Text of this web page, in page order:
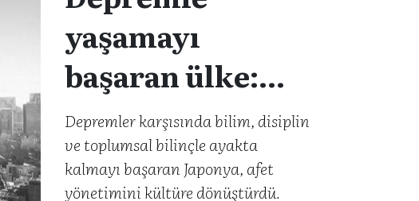
yaşamayı
başaran ülke:
Japonya
Depremler karşısında bilim, disiplin
ve toplumsal bilinçle ayakta
kalmayı başaran Japonya, afet
yönetimini kültüre dönüştürdü.